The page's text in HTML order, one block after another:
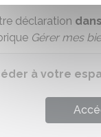
déclaration
Gérer mes
à votre